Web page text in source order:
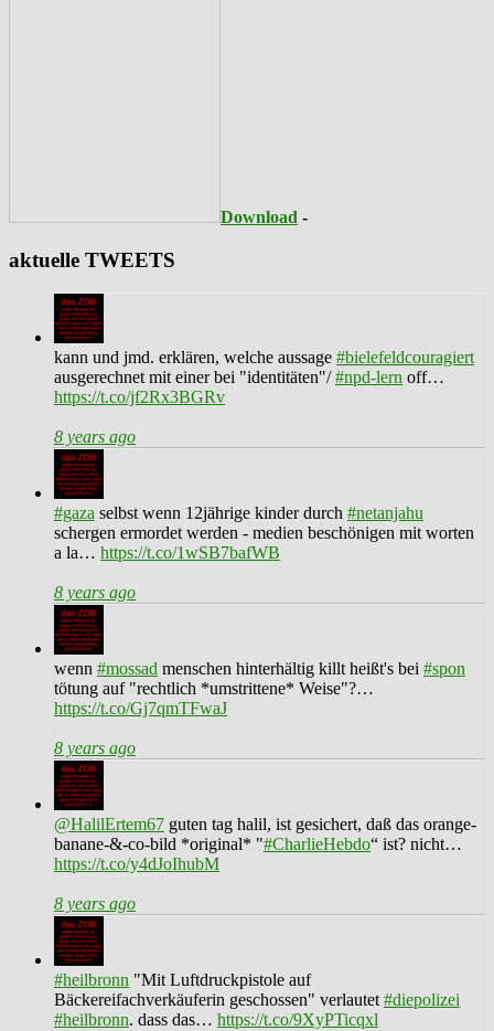
Download -
aktuelle TWEETS
kann und jmd. erklären, welche aussage #bielefeldcouragiert
ausgerechnet mit einer bei "identitäten"/#npd-lern off…
https://t.co/jf2Rx3BGRv
8 years ago
#gaza selbst wenn 12jährige kinder durch #netanjahu
schergen ermordet werden - medien beschönigen mit worten
a la… https://t.co/1wSB7bafWB
8 years ago
wenn #mossad menschen hinterhältig killt heißt's bei #spon
tötung auf "rechtlich *umstrittene* Weise"?…
https://t.co/Gj7qmTFwaJ
8 years ago
@HalilErtem67 guten tag halil, ist gesichert, daß das orange-
banane-&-co-bild *original* "#CharlieHebdo“ ist? nicht…
https://t.co/y4dJoIhubM
8 years ago
#heilbronn "Mit Luftdruckpistole auf
Bäckereifachverkäuferin geschossen" verlautet #diepolizei
#heilbronn. dass das… https://t.co/9XyPTicqxl